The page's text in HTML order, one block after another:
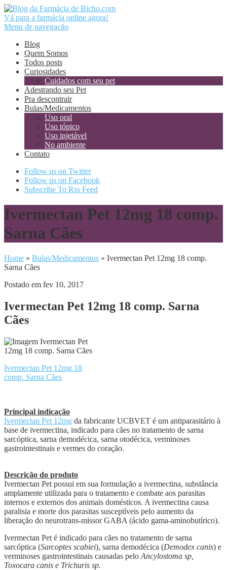
Vá para a farmácia online agora!
Menu de navegação
Blog
Quem Somos
Todos posts
Curiosidades
Cuidados com seu pet
Adestrando seu Pet
Pra descontrair
Bulas/Medicamentos
Uso oral
Uso tópico
Uso injetável
No ambiente
Contato
Follow us on Twitter
Follow us on Facebook
Subscribe To Rss Feed
Ivermectan Pet 12mg 18 comp.
Sarna Cães
Home » Bulas/Medicamentos » Ivermectan Pet 12mg 18 comp.
Sarna Cães
Postado em fev 10, 2017
Ivermectan Pet 12mg 18 comp. Sarna
Cães
Ivermectan Pet 12mg 18
comp. Sarna Cães
Principal indicação
Ivermectan Pet 12mg da fabricante UCBVET é um antiparasitário à
base de ivermectina, indicado para cães no tratamento de sarna
sarcóptica, sarna demodécica, sarna otodécica, verminoses
gastrointestinais e vermes do coração.
Descrição do produto
Ivermectan Pet possui em sua formulação a ivermectina, substância
amplamente utilizada para o tratamento e combate aos parasitas
internos e externos dos animais domésticos. A ivermectina causa
paralisia e morte dos parasitas susceptíveis pelo aumento da
liberação do neurotrans-missor GABA (ácido gama-aminobutírico).
Ivermectan Pet é indicado para cães no tratamento de sarna
sarcóptica (Sarcoptes scabiei), sarna demodécica (Demodex canis) e
verminoses gastrointestinais causadas pelo Ancylostoma sp,
Toxocara canis e Trichuris sp.